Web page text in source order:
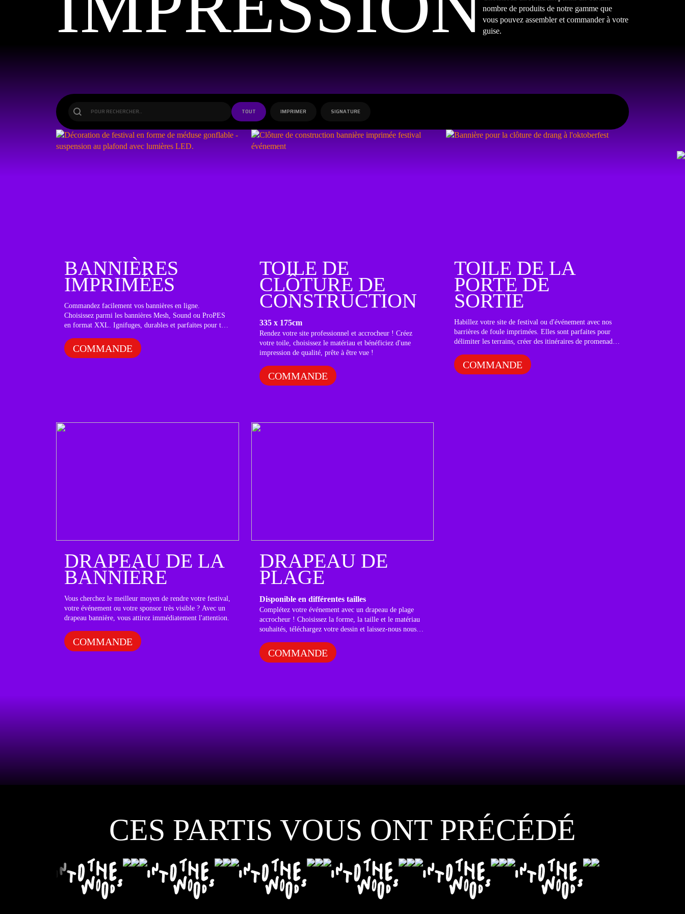
nombre de produits de notre gamme que
vous pouvez assembler et commander à votre
guise.
Produits de la barre de recherche TOUT IMPRIMER SIGNATURE
BANNIÈRES
IMPRIMÉES
Commandez facilement vos bannières en ligne.
Choisissez parmi les bannières Mesh, Sound ou ProPES
en format XXL. Ignifuges, durables et parfaites pour tout
COMMANDE
TOILE DE
CLÔTURE DE
CONSTRUCTION
335 x 175cm
Rendez votre site professionnel et accrocheur ! Créez
votre toile, choisissez le matériau et bénéficiez d'une
impression de qualité, prête à être vue !
COMMANDE
TOILE DE LA
PORTE DE
SORTIE
Habillez votre site de festival ou d'événement avec nos
barrières de foule imprimées. Elles sont parfaites pour
délimiter les terrains, créer des itinéraires de promenade
entendu, les barrières de foule sont fournies sans barrière
de foule réelle.
COMMANDE
DRAPEAU DE LA
BANNIÈRE
Vous cherchez le meilleur moyen de rendre votre festival,
votre événement ou votre sponsor très visible ? Avec un
drapeau bannière, vous attirez immédiatement l'attention.
COMMANDE
DRAPEAU DE
PLAGE
Disponible en différentes tailles
Complétez votre événement avec un drapeau de plage
accrocheur ! Choisissez la forme, la taille et le matériau
souhaités, téléchargez votre dessin et laissez-nous nous
personnalisé sera prêt à être vu.
COMMANDE
CES PARTIS VOUS ONT PRÉCÉDÉ